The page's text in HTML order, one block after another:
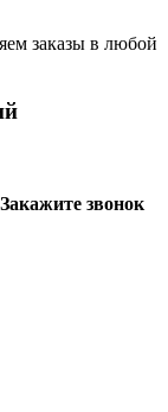
заказы в любой
звонок